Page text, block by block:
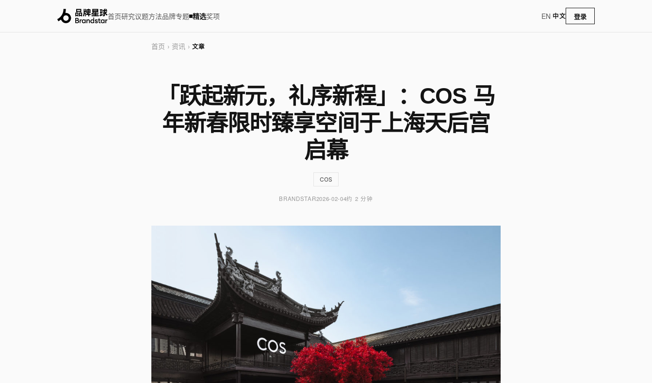
首页研究议题方法品牌专题 精选奖项 EN 中文 登录
首页 › 资讯 › 文章
「跃起新元，礼序新程」：COS 马
年新春限时臻享空间于上海天后宫
启幕
COS
BRANDSTAR2026-02-04约 2 分钟